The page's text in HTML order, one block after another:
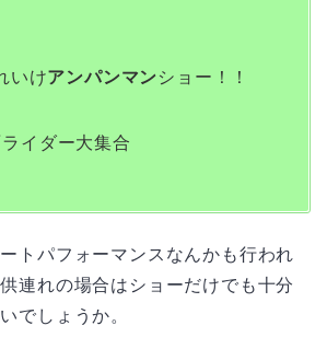
いけアンパンマンショー！！
イダー大集合
トパフォーマンスなんかも行われ
連れの場合はショーだけでも十分
でしょうか。